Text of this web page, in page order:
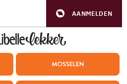
AANMELDEN
MOSSELEN